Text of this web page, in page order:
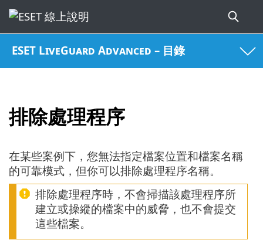
ESET LiveGuard Advanced – 目錄
排除處理程序
在某些案例下，您無法指定檔案位置和檔案名稱
的可靠模式，但你可以排除處理程序名稱。
排除處理程序時，不會掃描該處理程序所
建立或操縱的檔案中的威脅，也不會提交
這些檔案。